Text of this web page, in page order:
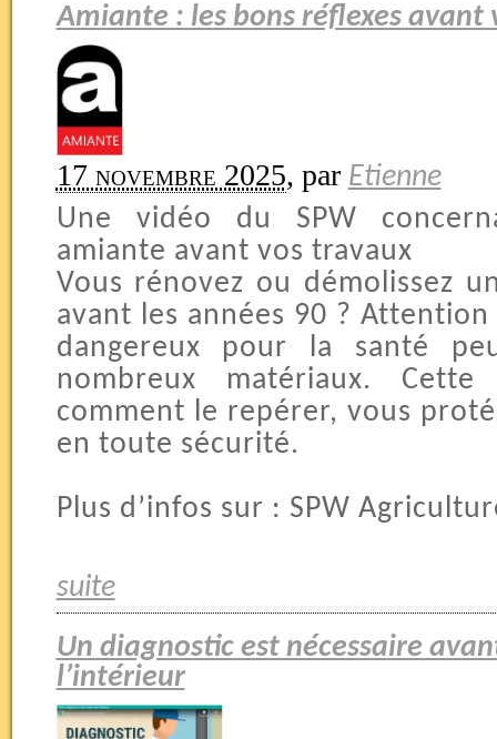
Amiante : les bons réflexes avant
17 novembre 2025, par Etienne
Une vidéo du SPW
amiante avant vos travaux
Vous rénovez ou démolissez
avant les années 90 ?
dangereux pour la santé
nombreux matériaux.
comment le repérer, vous
en toute sécurité.
Plus d’infos sur : SPW
suite
Un diagnostic est nécessaire
l’intérieur